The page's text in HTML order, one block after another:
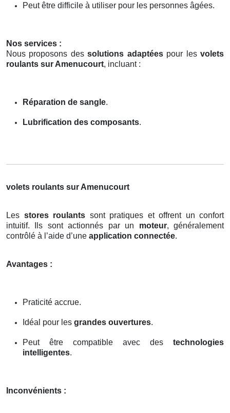
Peut être difficile à utiliser pour les personnes âgées.
Nos services :
Nous proposons dessolutions adaptéespour lesvolets
roulants sur Amenucourt, incluant :
Réparation de sangle.
Lubrification des composants.
volets roulants sur Amenucourt
Les stores roulants sont pratiques et offrent un confort
intuitif. Ils sont actionnés par un moteur, généralement
contrôlé à l’aide d’une application connectée.
Avantages :
Praticité accrue.
Idéal pour les grandes ouvertures.
Peut être compatible avec des technologies
intelligentes.
Inconvénients :